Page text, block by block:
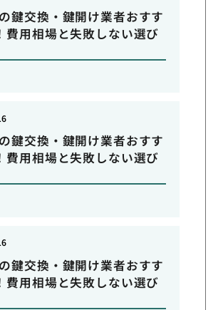
鍵交換・鍵開け業者おすす
費用相場と失敗しない選び
鍵交換・鍵開け業者おすす
費用相場と失敗しない選び
鍵交換・鍵開け業者おすす
費用相場と失敗しない選び